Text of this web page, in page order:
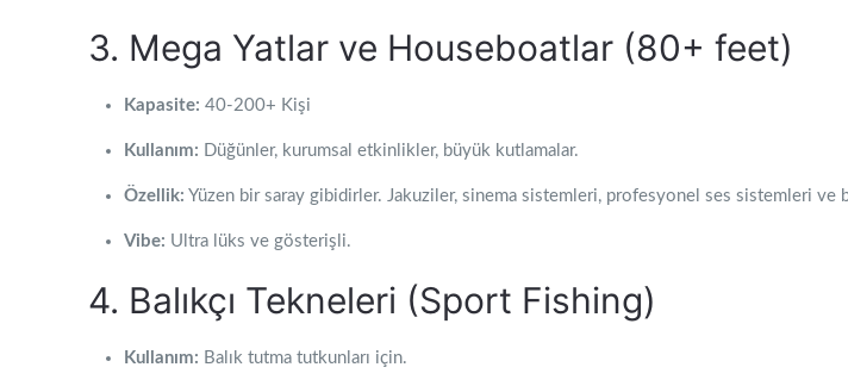
3. Mega Yatlar ve Houseboatlar (80+ feet)
Kapasite: 40-200+ Kişi
Kullanım: Düğünler, kurumsal etkinlikler, büyük kutlamalar.
Özellik: Yüzen bir saray gibidirler. Jakuziler, sinema sistemleri, profesyonel ses sistemleri ve
Vibe: Ultra lüks ve gösterişli.
4. Balıkçı Tekneleri (Sport Fishing)
Kullanım: Balık tutma tutkunları için.